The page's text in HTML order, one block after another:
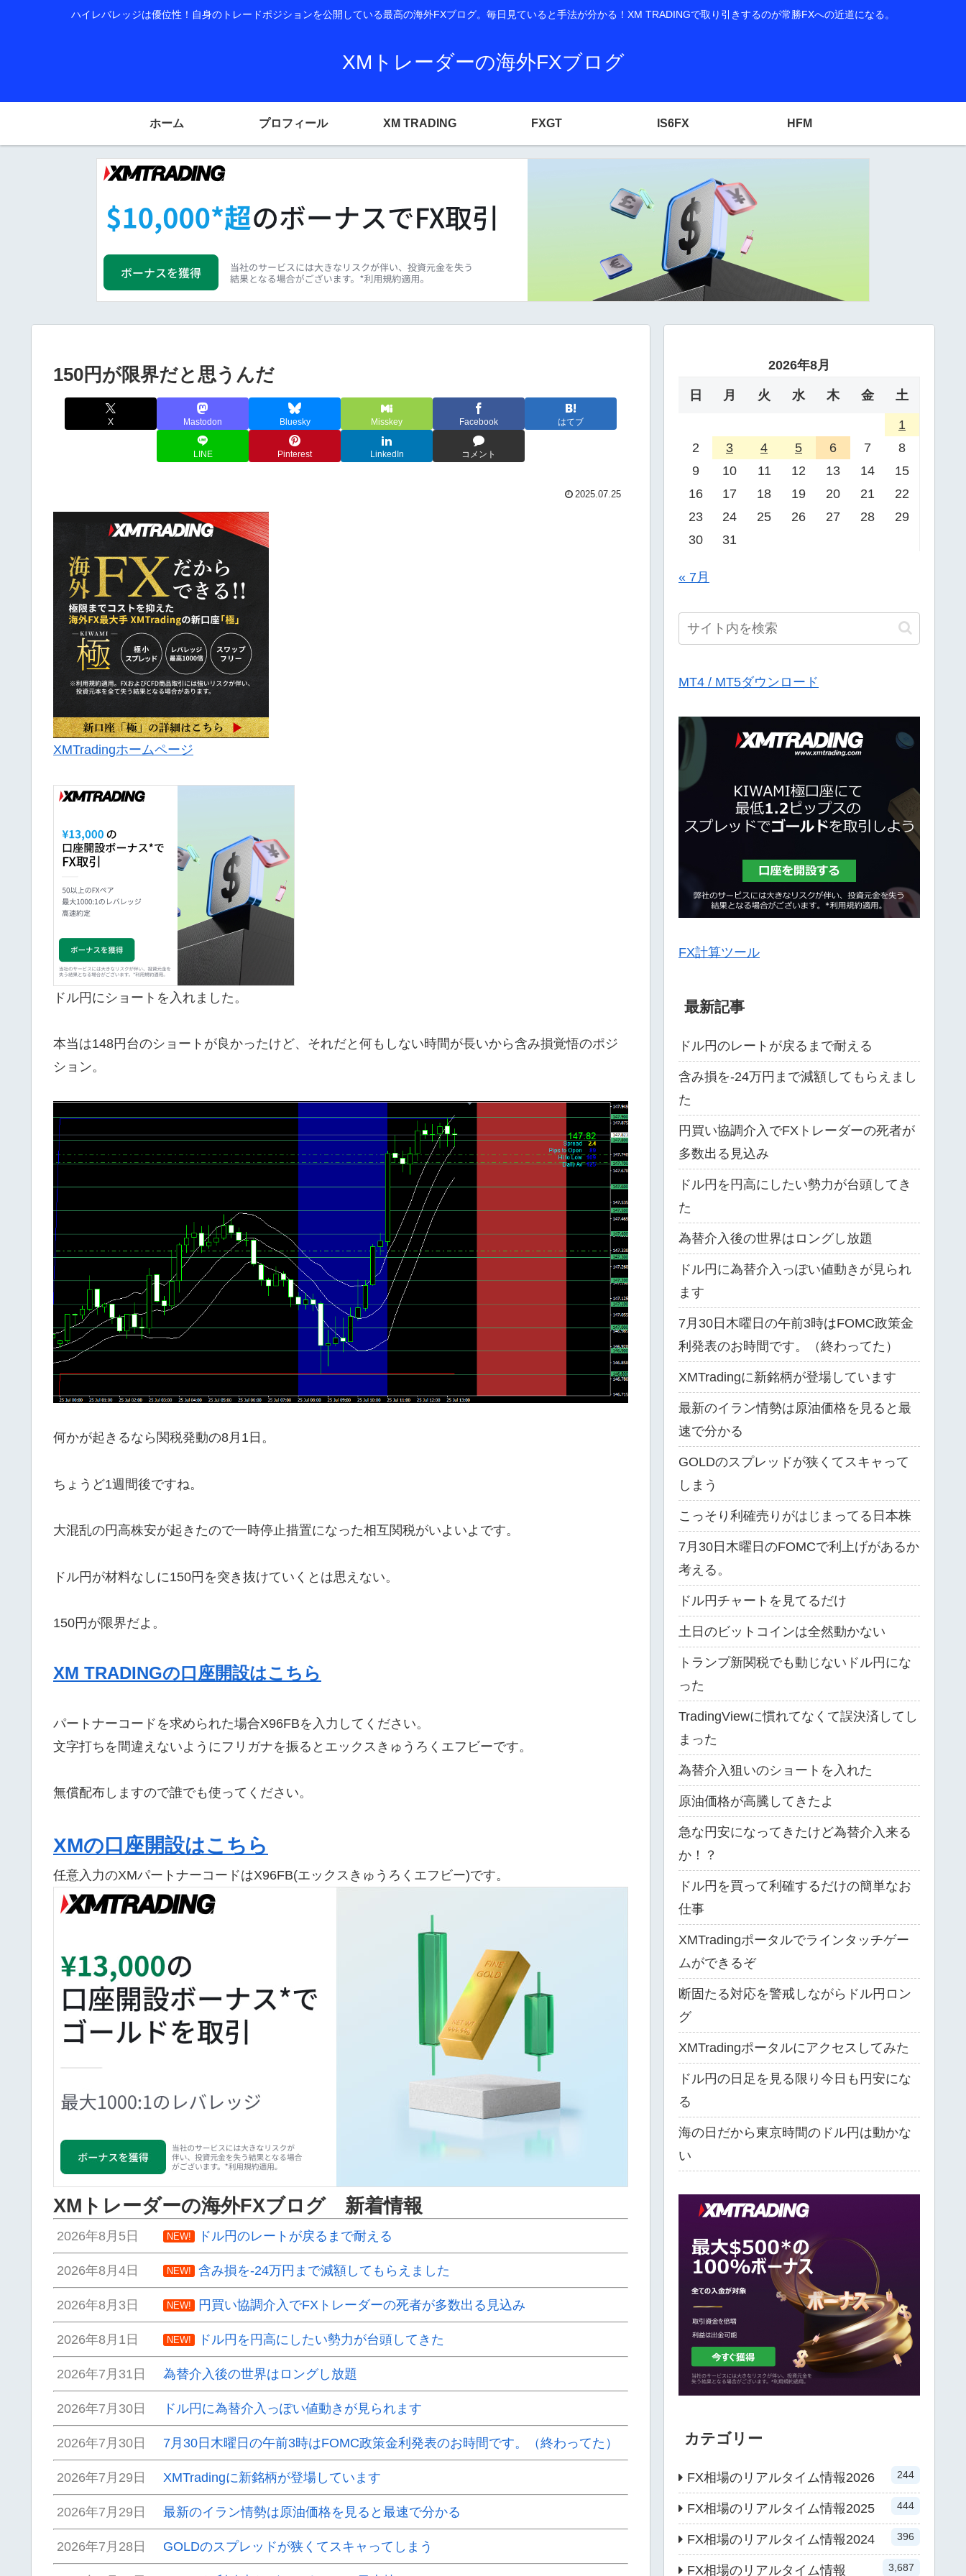
ハイレバレッジは優位性！自身のトレードポジションを公開している最高の海外FXブログ。毎日見ていると手法が分かる！XM TRADINGで取り引きするのが常勝FXへの近道になる。
XMトレーダーの海外FXブログ
ホーム プロフィール XM TRADING FXGT IS6FX HFM
150円が限界だと思うんだ
X Mastodon Bluesky Misskey Facebook はてブ
LINE Pinterest LinkedIn コメント
2025.07.25
XMTradingホームページ
ドル円にショートを入れました。
本当は148円台のショートが良かったけど、それだと何もしない時間が長いから含み損覚悟のポジ
ション。
何かが起きるなら関税発動の8月1日。
ちょうど1週間後ですね。
大混乱の円高株安が起きたので一時停止措置になった相互関税がいよいよです。
ドル円が材料なしに150円を突き抜けていくとは思えない。
150円が限界だよ。
XM TRADINGの口座開設はこちら
パートナーコードを求められた場合X96FBを入力してください。
文字打ちを間違えないようにフリガナを振るとエックスきゅうろくエフビーです。
無償配布しますので誰でも使ってください。
XMの口座開設はこちら
任意入力のXMパートナーコードはX96FB(エックスきゅうろくエフビー)です。
XMトレーダーの海外FXブログ 新着情報
2026年8月5日 NEW! ドル円のレートが戻るまで耐える
2026年8月4日 NEW! 含み損を-24万円まで減額してもらえました
2026年8月3日 NEW! 円買い協調介入でFXトレーダーの死者が多数出る見込み
2026年8月1日 NEW! ドル円を円高にしたい勢力が台頭してきた
2026年7月31日 為替介入後の世界はロングし放題
2026年7月30日 ドル円に為替介入っぽい値動きが見られます
2026年7月30日 7月30日木曜日の午前3時はFOMC政策金利発表のお時間です。（終わってた）
2026年7月29日 XMTradingに新銘柄が登場しています
2026年7月29日 最新のイラン情勢は原油価格を見ると最速で分かる
2026年7月28日 GOLDのスプレッドが狭くてスキャってしまう
2026年8月
日 月 火 水 木 金 土
1
2
3 4 5 6 7
8
9
10 11 12 13 14
15
16
17 18 19 20 21
22
23
24 25 26 27 28
29
30
31
« 7月
MT4 / MT5ダウンロード
FX計算ツール
最新記事
ドル円のレートが戻るまで耐える
含み損を-24万円まで減額してもらえまし
た
円買い協調介入でFXトレーダーの死者が
多数出る見込み
ドル円を円高にしたい勢力が台頭してき
た
為替介入後の世界はロングし放題
ドル円に為替介入っぽい値動きが見られ
ます
7月30日木曜日の午前3時はFOMC政策金
利発表のお時間です。（終わってた）
XMTradingに新銘柄が登場しています
最新のイラン情勢は原油価格を見ると最
速で分かる
GOLDのスプレッドが狭くてスキャって
しまう
こっそり利確売りがはじまってる日本株
7月30日木曜日のFOMCで利上げがあるか
考える。
ドル円チャートを見てるだけ
土日のビットコインは全然動かない
トランプ新関税でも動じないドル円にな
った
TradingViewに慣れてなくて誤決済してし
まった
為替介入狙いのショートを入れた
原油価格が高騰してきたよ
急な円安になってきたけど為替介入来る
か！？
ドル円を買って利確するだけの簡単なお
仕事
XMTradingポータルでラインタッチゲー
ムができるぞ
断固たる対応を警戒しながらドル円ロン
グ
XMTradingポータルにアクセスしてみた
ドル円の日足を見る限り今日も円安にな
る
海の日だから東京時間のドル円は動かな
い
カテゴリー
FX相場のリアルタイム情報2026 244
FX相場のリアルタイム情報2025 444
FX相場のリアルタイム情報2024 396
FX相場のリアルタイム情報 3,687